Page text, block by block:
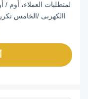
لمتطلبات العملاء، أوم /